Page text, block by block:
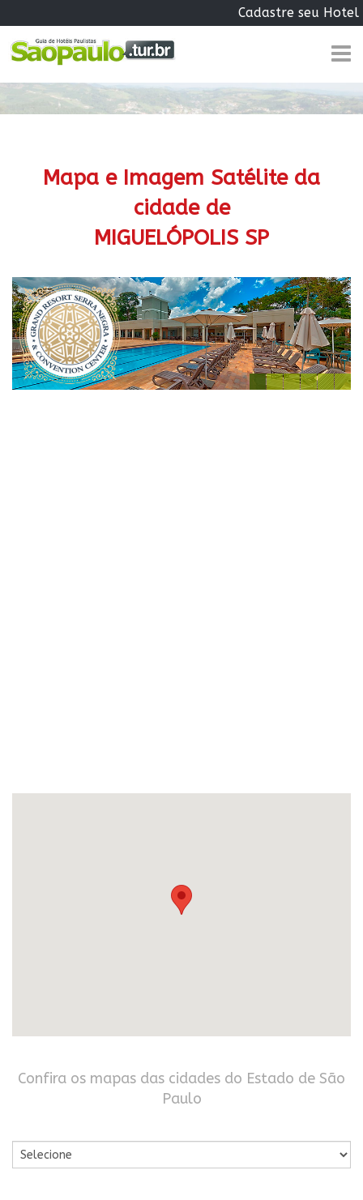
Cadastre seu Hotel
Mapa e Imagem Satélite da
cidade de
MIGUELÓPOLIS SP
Confira os mapas das cidades do Estado de São
Paulo